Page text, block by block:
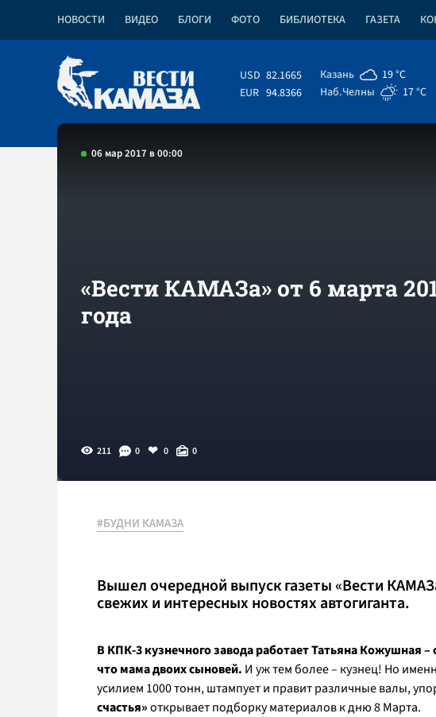
НОВОСТИ ВИДЕО БЛОГИ ФОТО БИБЛИОТЕКА ГАЗЕТА
USD 82.1665
EUR 94.8366
Казань
19 °C
Наб.Челны
17 °C
06 мар 2017 в 00:00
«Вести КАМАЗа» от 6 марта
года
211 0 0 0
#БУДНИ КАМАЗА
Вышел очередной выпуск газеты «Вести
свежих и интересных новостях автогиганта.
В КПК-3 кузнечного завода работает Татьяна Кожушная
что мама двоих сыновей. И уж тем более – кузнец! Но
усилием 1000 тонн, штампует и правит различные валы,
счастья»открывает подборку материалов к дню 8 Марта.